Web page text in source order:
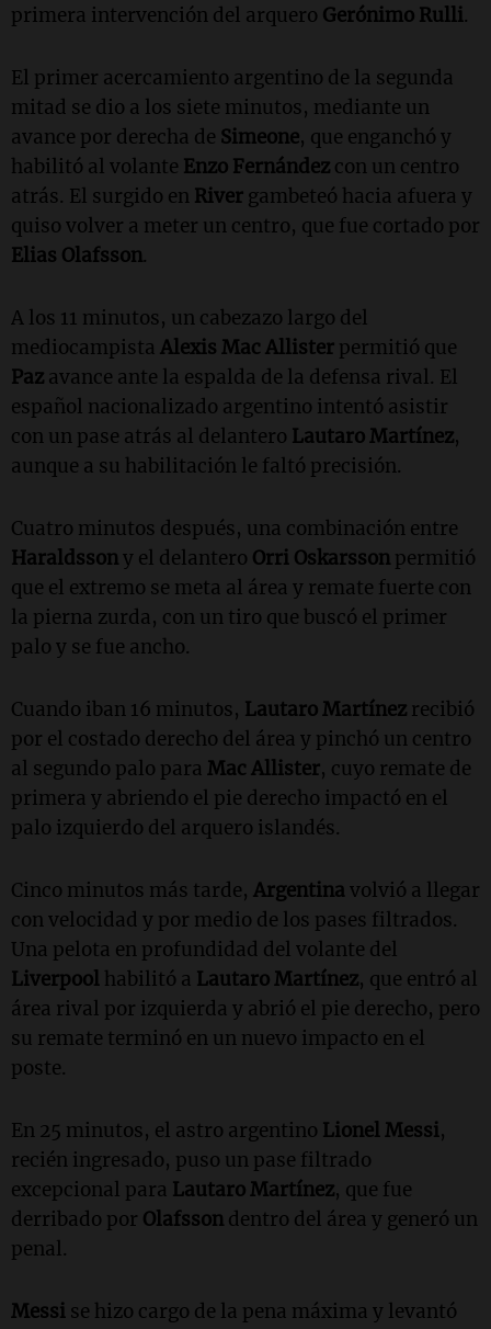
primera intervención del arquero Gerónimo Rulli.
El primer acercamiento argentino de la segunda
mitad se dio a los siete minutos, mediante un
avance por derecha de Simeone, que enganchó y
habilitó al volante Enzo Fernández con un centro
atrás. El surgido en River gambeteó hacia afuera y
quiso volver a meter un centro, que fue cortado por
Elias Olafsson.
A los 11 minutos, un cabezazo largo del
mediocampista Alexis Mac Allister permitió que
Paz avance ante la espalda de la defensa rival. El
español nacionalizado argentino intentó asistir
con un pase atrás al delantero Lautaro Martínez,
aunque a su habilitación le faltó precisión.
Cuatro minutos después, una combinación entre
Haraldssony el delantero Orri Oskarsson permitió
que el extremo se meta al área y remate fuerte con
la pierna zurda, con un tiro que buscó el primer
palo y se fue ancho.
Cuando iban 16 minutos, Lautaro Martínez recibió
por el costado derecho del área y pinchó un centro
al segundo palo para Mac Allister, cuyo remate de
primera y abriendo el pie derecho impactó en el
palo izquierdo del arquero islandés.
Cinco minutos más tarde, Argentina volvió a llegar
con velocidad y por medio de los pases filtrados.
Una pelota en profundidad del volante del
Liverpool habilitó a Lautaro Martínez, que entró al
área rival por izquierda y abrió el pie derecho, pero
su remate terminó en un nuevo impacto en el
poste.
En 25 minutos, el astro argentino Lionel Messi,
recién ingresado, puso un pase filtrado
excepcional para Lautaro Martínez, que fue
derribado por Olafsson dentro del área y generó un
penal.
Messi se hizo cargo de la pena máxima y levantó